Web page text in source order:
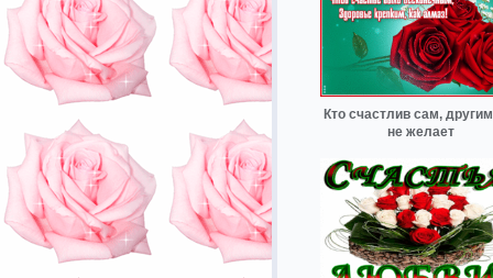
Кто счастлив сам,
не желает